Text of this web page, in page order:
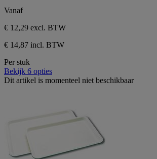
Vanaf
€ 12,29 excl. BTW
€ 14,87 incl. BTW
Per stuk
Bekijk 6 opties
Dit artikel is momenteel niet beschikbaar